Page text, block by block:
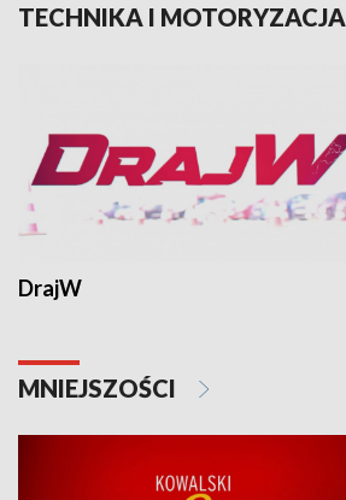
TECHNIKA I MOTORYZACJA
DrajW
MNIEJSZOŚCI